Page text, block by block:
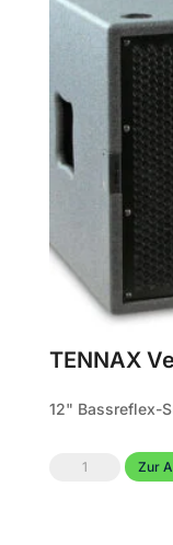
TENNAX
12" Bassreflex-
TENNAX
Zur